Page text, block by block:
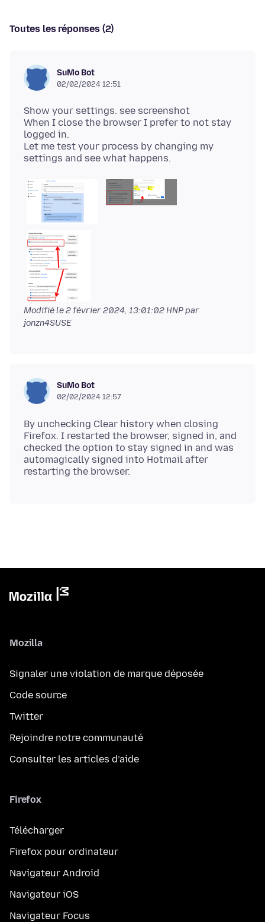
Toutes les réponses (2)
SuMo Bot
02/02/2024 12:51
Show your settings. see screenshot
When I close the browser I prefer to not stay
logged in.
Let me test your process by changing my
Modifié le2 février 2024, 13:01:02 HNPpar
jonzn4SUSE
SuMo Bot
02/02/2024 12:57
By unchecking Clear history when closing
Firefox. I restarted the browser, signed in, and
checked the option to stay signed in and was
automagically signed into Hotmail after
Mozilla
Signaler une violation de marque déposée
Code source
Twitter
Rejoindre notre communauté
Consulter les articles d’aide
Firefox
Télécharger
Firefox pour ordinateur
Navigateur Android
Navigateur iOS
Navigateur Focus